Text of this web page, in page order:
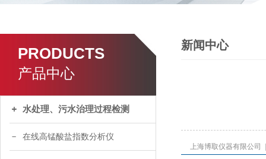
PRODUCTS
产品中心
水处理、污水治理过程检测
在线高锰酸盐指数分析仪
新闻中心
上海博取仪器有限公司